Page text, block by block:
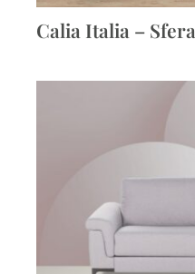
Calia Italia – Sfera